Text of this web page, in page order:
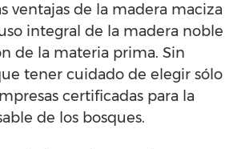
ventajas de la madera maciza
integral de la madera noble
de la materia prima. Sin
tener cuidado de elegir sólo
certificadas para la
de los bosques.